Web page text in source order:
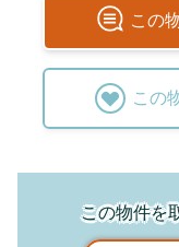
この
この
この物件を